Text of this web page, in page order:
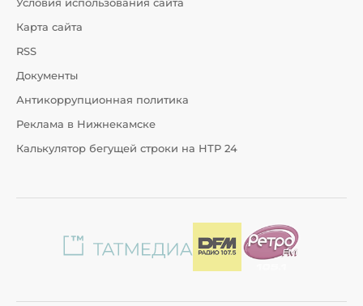
Условия использования сайта
Карта сайта
RSS
Документы
Антикоррупционная политика
Реклама в Нижнекамске
Калькулятор бегущей строки на НТР 24